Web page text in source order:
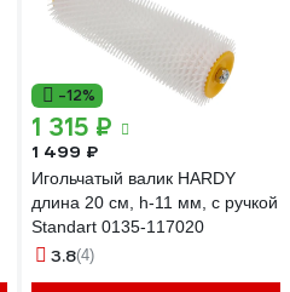
-12%
1 315 ₽
1 499 ₽
Игольчатый валик HARDY
длина 20 см, h-11 мм, с ручкой
Standart 0135-117020
3.8(4)